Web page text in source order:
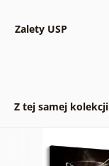
Zalety USP
Z tej samej kolekcji